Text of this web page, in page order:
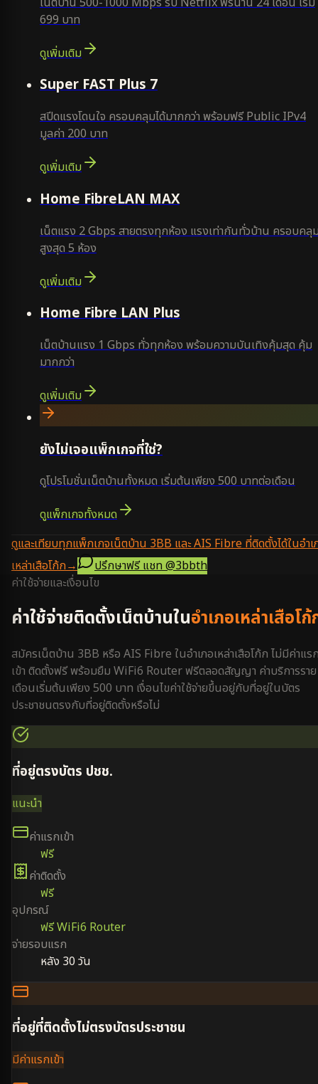
699 บาท
ดูเพิ่มเติม
Super FAST Plus 7
สปีดแรงโดนใจ ครอบคลุมได้มากกว่า พร้อมฟรี Public IPv4
มูลค่า 200 บาท
ดูเพิ่มเติม
Home FibreLAN MAX
เน็ตแรง 2 Gbps สายตรงทุกห้อง แรงเท่ากันทั่วบ้าน ครอบคลุ
สูงสุด 5 ห้อง
ดูเพิ่มเติม
Home Fibre LAN Plus
เน็ตบ้านแรง 1 Gbps ทั่วทุกห้อง พร้อมความบันเทิงคุ้มสุด คุ้ม
มากกว่า
ดูเพิ่มเติม
ยังไม่เจอแพ็กเกจที่ใช่?
ดูโปรโมชั่นเน็ตบ้านทั้งหมด เริ่มต้นเพียง 500 บาทต่อเดือน
ดูแพ็กเกจทั้งหมด
ดูและเทียบทุกแพ็กเกจเน็ตบ้าน 3BB และ AIS Fibre ที่ติดตั้งได้ในอำเ
เหล่าเสือโก้ก→ ปรึกษาฟรี แชท@3bbth
ค่าใช้จ่ายและเงื่อนไข
ค่าใช้จ่ายติดตั้งเน็ตบ้านในอำเภอเหล่าเสือโก้
สมัครเน็ตบ้าน 3BB หรือ AIS Fibre ในอำเภอเหล่าเสือโก้ก ไม่มีค่าแร
เข้า ติดตั้งฟรี พร้อมยืม WiFi6 Router ฟรีตลอดสัญญา ค่าบริการราย
เดือนเริ่มต้นเพียง 500 บาท เงื่อนไขค่าใช้จ่ายขึ้นอยู่กับที่อยู่ในบัตร
ประชาชนตรงกับที่อยู่ติดตั้งหรือไม่
ที่อยู่ตรงบัตร ปชช.
แนะนำ
ค่าแรกเข้า
ฟรี
ค่าติดตั้ง
ฟรี
อุปกรณ์
ฟรี WiFi6 Router
จ่ายรอบแรก
หลัง 30 วัน
ที่อยู่ที่ติดตั้งไม่ตรงบัตรประชาชน
มีค่าแรกเข้า